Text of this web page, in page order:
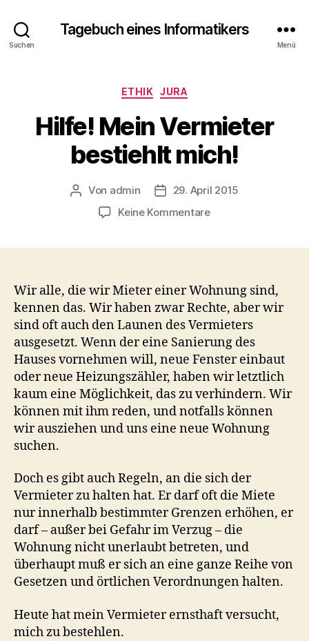
Suchen
Tagebuch eines Informatikers
Menü
Kategorien
ETHIK JURA
Hilfe! Mein Vermieter
bestiehlt mich!
Beitragsautor
Von admin Beitragsdatum
29. April 2015
Keine Kommentarezu
mich!
Wir alle, die wir Mieter einer Wohnung sind,
kennen das. Wir haben zwar Rechte, aber wir
sind oft auch den Launen des Vermieters
ausgesetzt. Wenn der eine Sanierung des
Hauses vornehmen will, neue Fenster einbaut
oder neue Heizungszähler, haben wir letztlich
kaum eine Möglichkeit, das zu verhindern. Wir
können mit ihm reden, und notfalls können
wir ausziehen und uns eine neue Wohnung
suchen.
Doch es gibt auch Regeln, an die sich der
Vermieter zu halten hat. Er darf oft die Miete
nur innerhalb bestimmter Grenzen erhöhen, er
darf – außer bei Gefahr im Verzug – die
Wohnung nicht unerlaubt betreten, und
überhaupt muß er sich an eine ganze Reihe von
Gesetzen und örtlichen Verordnungen halten.
Heute hat mein Vermieter ernsthaft versucht,
mich zu bestehlen.